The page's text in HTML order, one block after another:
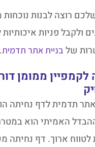
רוצה לבנות נוכחות
ולקבל פניות
של בניית אתר תדמית.
לקמפיין ממומן
תדמית לדף נחיתה
האמיתי הוא
לטווח ארוך. דף